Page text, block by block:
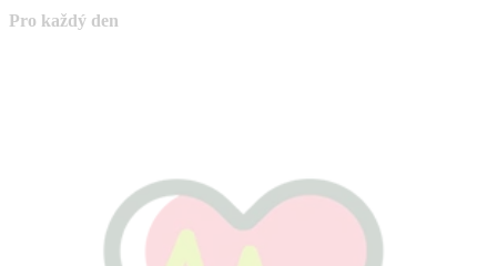
Pro každý den